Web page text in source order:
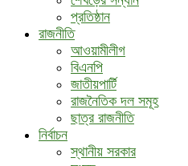
প্রতিষ্ঠান
রাজনীতি
আওয়ামীলীগ
বিএনপি
জাতীয়পার্টি
রাজনৈতিক দল সমূহ
ছাত্র রাজনীতি
নির্বাচন
স্থানীয় সরকার